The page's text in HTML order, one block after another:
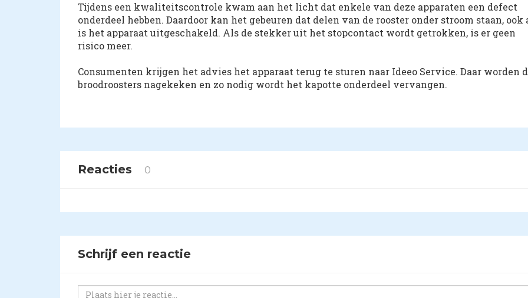
Tijdens een kwaliteitscontrole kwam aan het licht dat enkele van deze apparaten een defect
onderdeel hebben. Daardoor kan het gebeuren dat delen van de rooster onder stroom staan, ook
is het apparaat uitgeschakeld. Als de stekker uit het stopcontact wordt getrokken, is er geen
risico meer.
Consumenten krijgen het advies het apparaat terug te sturen naar Ideeo Service. Daar worden
broodroosters nagekeken en zo nodig wordt het kapotte onderdeel vervangen.
Reacties 0
Schrijf een reactie